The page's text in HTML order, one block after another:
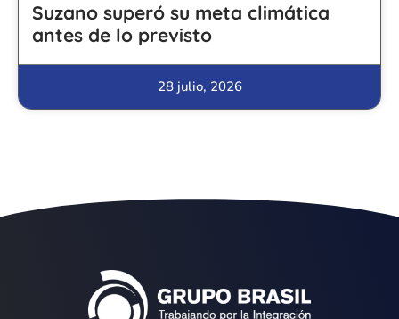
Suzano superó su meta climática
antes de lo previsto
28 julio, 2026